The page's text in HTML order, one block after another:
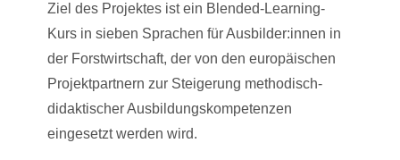
Ziel des Projektes ist ein Blended-Learning-
Kurs in sieben Sprachen für Ausbilder:innen in
der Forstwirtschaft, der von den europäischen
Projektpartnern zur Steigerung methodisch-
didaktischer Ausbildungskompetenzen
eingesetzt werden wird.